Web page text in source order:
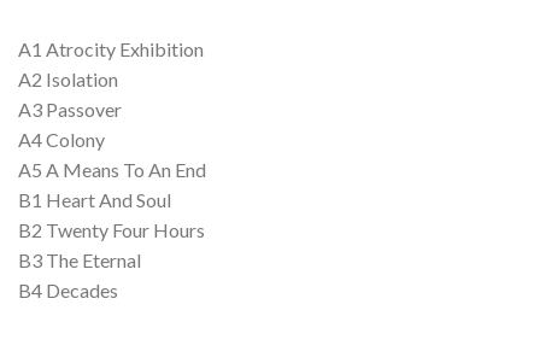
A1 Atrocity Exhibition
A2 Isolation
A3 Passover
A4 Colony
A5 A Means To An End
B1 Heart And Soul
B2 Twenty Four Hours
B3 The Eternal
B4 Decades